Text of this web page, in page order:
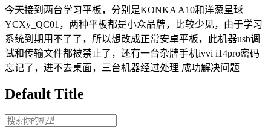
今天接到两台学习平板，分别是KONKA A10和洋葱星球
YCXy_QC01，两种平板都是小众品牌，比较少见，由于学习
系统到期用不了了，所以想改成正常安卓平板，此机器usb调
试和传输文件都被禁止了，还有一台杂牌手机ivvi i14pro密码
忘记了，进不去桌面，三台机器经过处理 成功解决问题
Default Title